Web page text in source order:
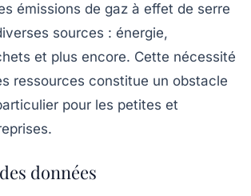
émissions de gaz à effet de serre
sources : énergie,
et plus encore. Cette nécessité
ressources constitue un obstacle
pour les petites et
données